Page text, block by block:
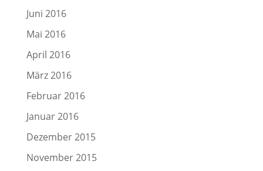
Juni 2016
Mai 2016
April 2016
März 2016
Februar 2016
Januar 2016
Dezember 2015
November 2015